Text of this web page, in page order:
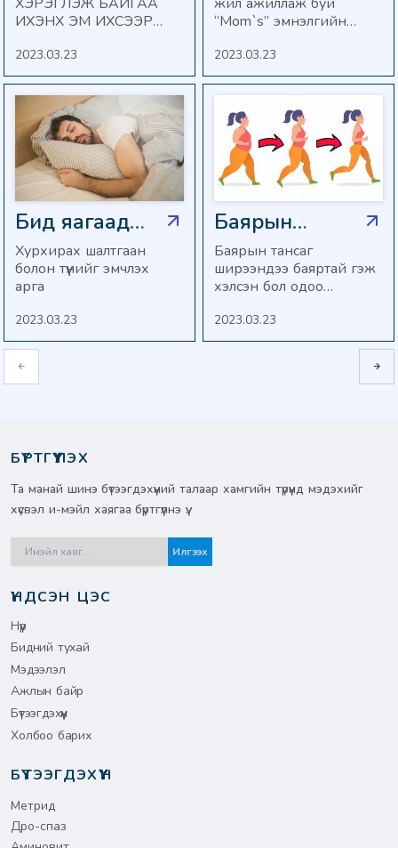
хэрэглээ
ИХЭНХ ЭМ ИХСЭЭР
НӨЛӨӨЛӨХ
БОЛОМЖТОЙ БУЮУ
ТЕРАТОЖЕНИК
ЭФФЕКТ ҮЗҮҮЛЭХ
БОЛОМЖТОЙ БАЙДАГ.
2023.03.23
гаруй жил
“Mom`s”
эмнэлгийн
ерөнхий эмч
Д.Нацагмаатай
ярилцлаа
“Mom`s” эмнэлгийн
Д.Нацагмаатай
ярилцлаа
2023.03.23
Бид яагаад
нойрондоо
хурхирдаг вэ?
Хурхирах шалтгаан
болон түүнийг эмчлэх
арга
2023.03.23
Баярын
өдрүүдэд
хуримтлуулсан
жингээ
Баярын тансаг
ширээндээ баяртай гэж
хэлсэн бол одоо
жингээ үдэх цаг ирлээ.
Тэгэхээр үүний тулд юу
2023.03.23
БҮРТГҮҮЛЭХ
Та манай шинэ бүтээгдэхүүний талаар хамгийн түрүүнд мэдэхийг
хүсвэл и-мэйл хаягаа бүртгүүлнэ үү.
Илгээх
ҮНДСЭН ЦЭС
Нүүр
Бидний тухай
Мэдээлэл
Ажлын байр
Бүтээгдэхүүн
Холбоо барих
БҮТЭЭГДЭХҮҮН
Метрид
Дро-спаз